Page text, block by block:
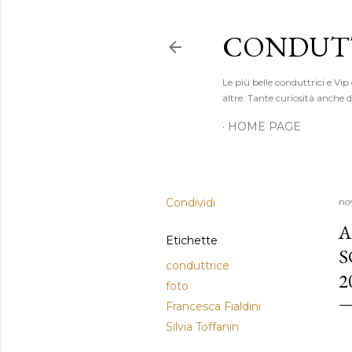
Le più belle conduttrici e Vip
altre. Tante curiosità anche
HOME PAGE
Condividi
Etichette
conduttrice
foto
Francesca Fialdini
Silvia Toffanin